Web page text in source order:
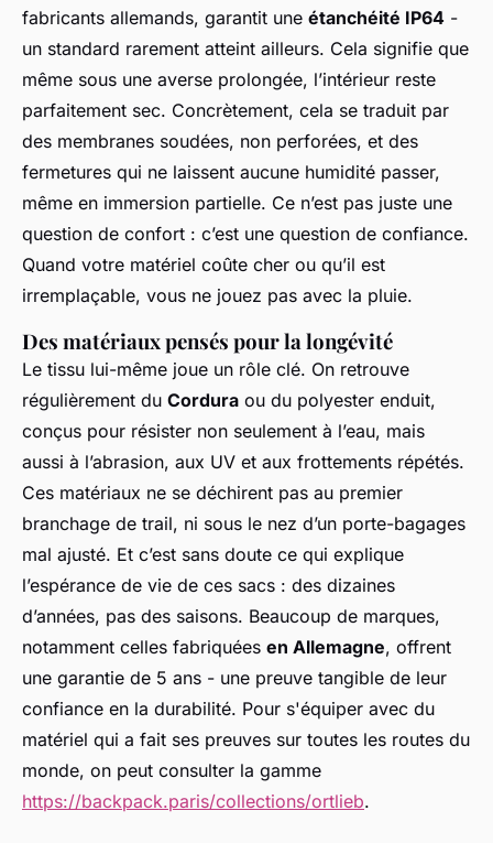
fabricants allemands, garantit une étanchéité IP64 -
un standard rarement atteint ailleurs. Cela signifie que
même sous une averse prolongée, l’intérieur reste
parfaitement sec. Concrètement, cela se traduit par
des membranes soudées, non perforées, et des
fermetures qui ne laissent aucune humidité passer,
même en immersion partielle. Ce n’est pas juste une
question de confort : c’est une question de confiance.
Quand votre matériel coûte cher ou qu’il est
irremplaçable, vous ne jouez pas avec la pluie.
Des matériaux pensés pour la longévité
Le tissu lui-même joue un rôle clé. On retrouve
régulièrement du Cordura ou du polyester enduit,
conçus pour résister non seulement à l’eau, mais
aussi à l’abrasion, aux UV et aux frottements répétés.
Ces matériaux ne se déchirent pas au premier
branchage de trail, ni sous le nez d’un porte-bagages
mal ajusté. Et c’est sans doute ce qui explique
l’espérance de vie de ces sacs : des dizaines
d’années, pas des saisons. Beaucoup de marques,
notamment celles fabriquées en Allemagne, offrent
une garantie de 5 ans - une preuve tangible de leur
confiance en la durabilité. Pour s'équiper avec du
matériel qui a fait ses preuves sur toutes les routes du
monde, on peut consulter la gamme
https://backpack.paris/collections/ortlieb.